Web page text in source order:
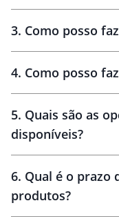
3. Como posso
4. Como posso
amostra virtual
5. Quais são as
disponíveis?
6. Qual é o prazo
produtos?